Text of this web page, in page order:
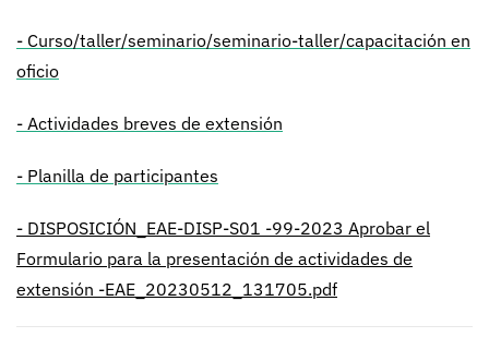
- Curso/taller/seminario/seminario-taller/capacitación en
oficio
- Actividades breves de extensión
- Planilla de participantes
- DISPOSICIÓN_EAE-DISP-S01 -99-2023 Aprobar el
Formulario para la presentación de actividades de
extensión -EAE_20230512_131705.pdf